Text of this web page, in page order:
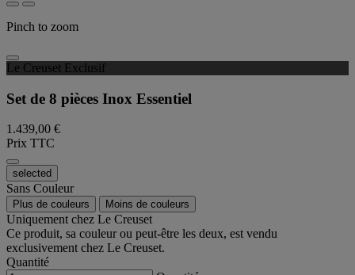
Pinch to zoom
Le Creuset Exclusif
Set de 8 pièces Inox Essentiel
1.439,00 €
Prix TTC
selected
Sans Couleur
Plus de couleurs Moins de couleurs
Uniquement chez Le Creuset
Ce produit, sa couleur ou peut-être les deux, est vendu
exclusivement chez Le Creuset.
Quantité